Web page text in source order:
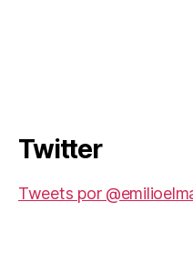
Twitter
Tweets por